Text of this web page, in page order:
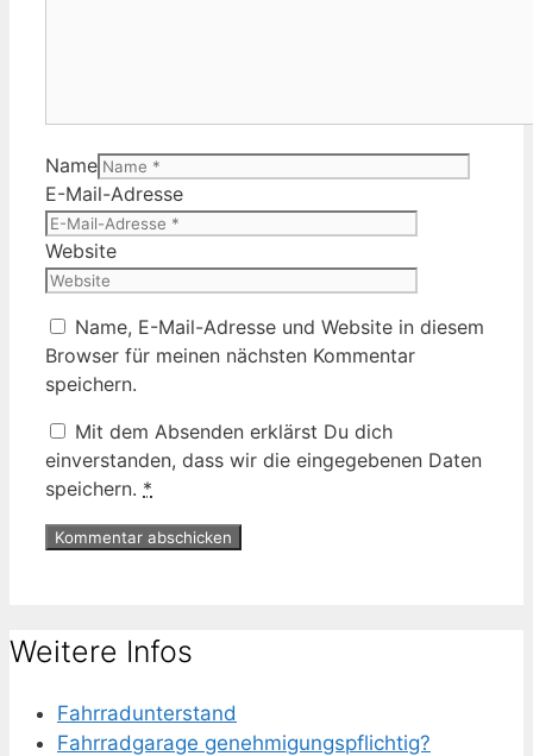
Name
E-Mail-Adresse
Website
Name, E-Mail-Adresse und Website in diesem
Browser für meinen nächsten Kommentar
speichern.
Mit dem Absenden erklärst Du dich
einverstanden, dass wir die eingegebenen Daten
speichern. *
Weitere Infos
Fahrradunterstand
Fahrradgarage genehmigungspflichtig?